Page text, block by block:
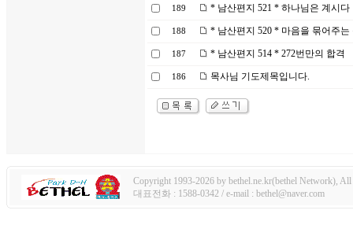
189 * 남산편지 521 * 하나님은 계시다
188 * 남산편지 520 * 마음을 묶어주는
187 * 남산편지 514 * 272번만의 합격
186 목사님 기도제목입니다.
Copyright 1993-2026 by bethel.ne.kr(bethel Network), All
대표전화 : 1588-0342 / e-mail : bethel@naver.com